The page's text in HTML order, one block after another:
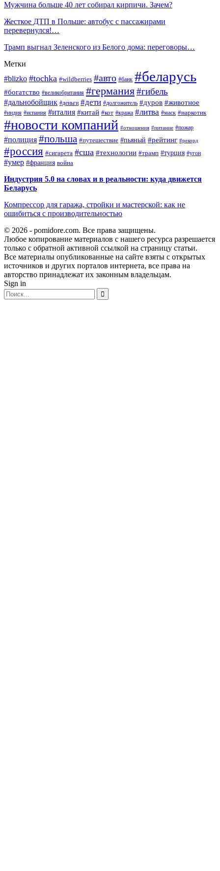
Мужчина больше 40 лет собирал кирпичи. Зачем?
Жесткое ДТП в Польше: автобус с пассажирами
перевернулся!…
Трамп выгнал Зеленского из Белого дома: переговоры…
Метки
#blizko #tochka #wildberries #авто #банк #беларусь
#богатство #великобритания #германия#гибель
#дальнобойщик #деньги #дети #долгожитель #дуров #животное
#индия #испания #италия #китай #кот #кража #литва #маск #наркотик
#новости компаний #отношения #питание #пожар
#полиция #польша #путешествие #пьяный #рейтинг #рекорд
#россия #сигарета #сша #технологии #трамп #турция #угон
#умер #франция война
Индустрия 5.0 на словах и в реальности: куда движется
Беларусь
Компрессор для гаража, стройки и мастерской: как не
ошибиться с производительностью
© 2026 - pomidore.com. Все права защищены.
Любое копирование материалов с нашего ресурса разрешается
только с обратной активной ссылкой на страницу статьи.
Все материалы опубликованные на сайте взяты с открытых
источников и других порталов интернета, все права на
авторство принадлежат их законным владельцам.
Sign in